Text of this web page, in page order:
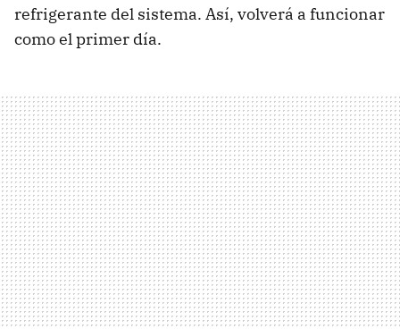
refrigerante del sistema. Así, volverá a funcionar
como el primer día.